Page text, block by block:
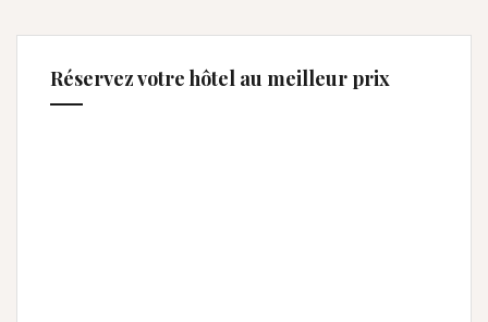
Réservez votre hôtel au meilleur prix